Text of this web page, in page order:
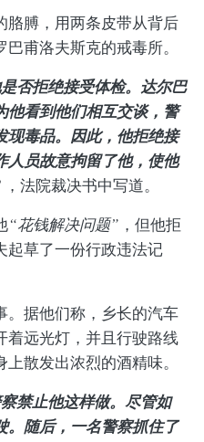
胳膊，用两条皮带从背后
甫洛夫斯克的戒毒所。
否拒绝接受体检。达尔巴
他看到他们相互交谈，警
现毒品。因此，他拒绝接
人员故意拘留了他，使他
，法院裁决书中写道。
“花钱解决问题” ，但他拒
起草了一份行政违法记
。据他们称，乡长的汽车
着远光灯，并且行驶路线
散发出浓烈的酒精味。
禁止他这样做。尽管如
。随后，一名警察抓住了